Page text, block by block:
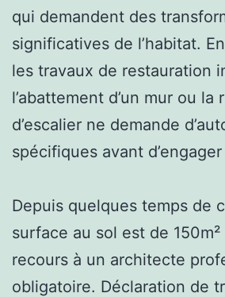
qui demandent des
significatives de l’habitat.
les travaux de restauration
l’abattement d’un mur ou la
d’escalier ne demande
spécifiques avant
Depuis quelques temps de
surface au sol est de
recours à un architecte
obligatoire. Déclaration de